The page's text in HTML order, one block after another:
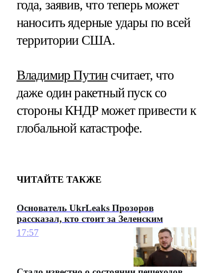
года, заявив, что теперь может
наносить ядерные удары по всей
территории США.
Владимир Путинсчитает, что
даже один ракетный пуск со
стороны КНДР может привести к
глобальной катастрофе.
ЧИТАЙТЕ ТАКЖЕ
Основатель UkrLeaks Прозоров
рассказал, кто стоит за Зеленским
17:57